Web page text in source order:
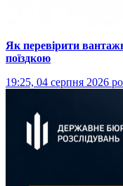
Як перевірити
поїздкою
19:25, 04 серпня 2026